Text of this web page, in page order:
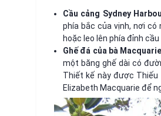
Cầu cảng Sydney
phía bắc của vịnh, nơi có
hoặc leo lên phía đỉnh
Ghế đá của bà Macquarie
một băng ghế dài có
Thiết kế này được Thiếu
Elizabeth Macquarie để